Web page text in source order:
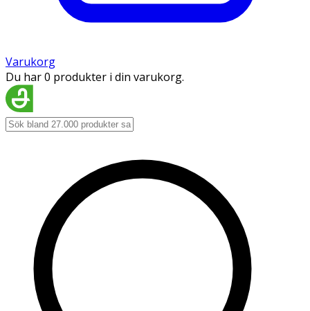
Varukorg
Du har 0 produkter i din varukorg.